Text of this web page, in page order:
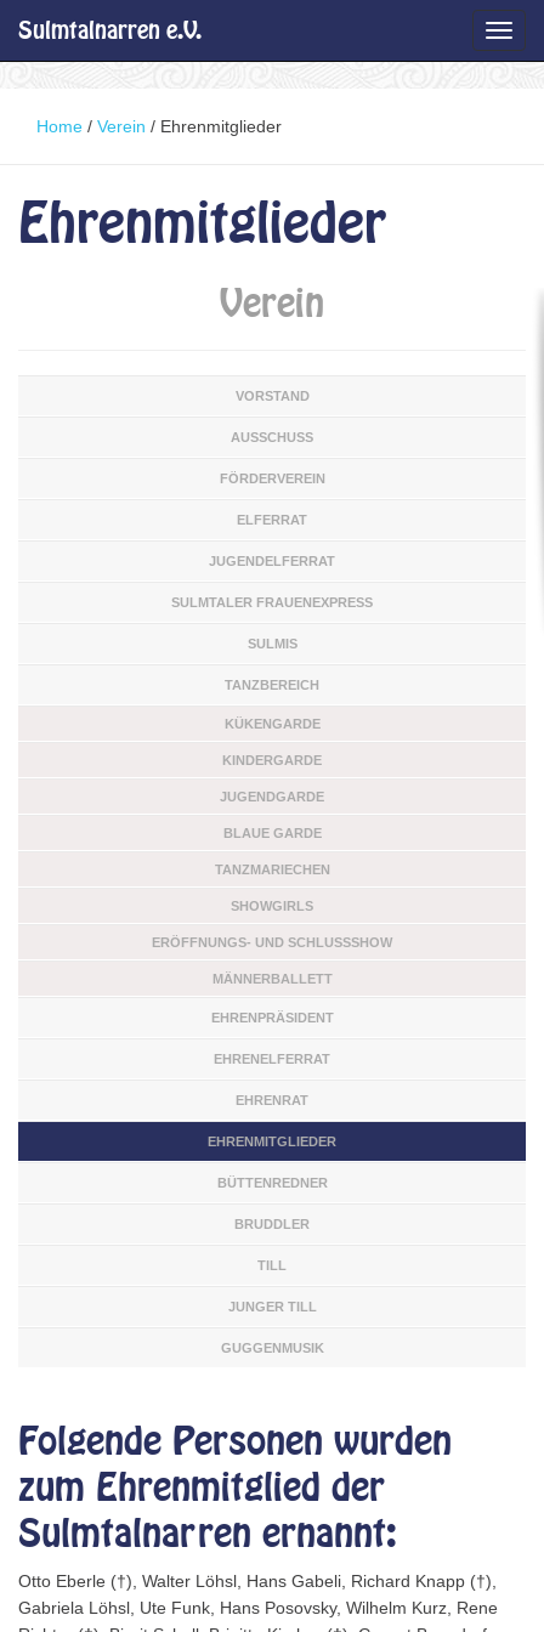
Sulmtalnarren e.V.
Home / Verein / Ehrenmitglieder
Ehrenmitglieder
Verein
VORSTAND
AUSSCHUSS
FÖRDERVEREIN
ELFERRAT
JUGENDELFERRAT
SULMTALER FRAUENEXPRESS
SULMIS
TANZBEREICH
KÜKENGARDE
KINDERGARDE
JUGENDGARDE
BLAUE GARDE
TANZMARIECHEN
SHOWGIRLS
ERÖFFNUNGS- UND SCHLUSSSHOW
MÄNNERBALLETT
EHRENPRÄSIDENT
EHRENELFERRAT
EHRENRAT
EHRENMITGLIEDER
BÜTTENREDNER
BRUDDLER
TILL
JUNGER TILL
GUGGENMUSIK
Folgende Personen wurden
zum Ehrenmitglied der
Sulmtalnarren ernannt:
Otto Eberle (†), Walter Löhsl, Hans Gabeli, Richard Knapp (†),
Gabriela Löhsl, Ute Funk, Hans Posovsky, Wilhelm Kurz, Rene